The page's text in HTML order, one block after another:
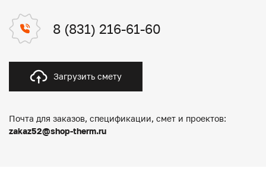
8 (831) 216-61-60
Загрузить смету
Почта для заказов, спецификации, смет и проектов:
zakaz52@shop-therm.ru